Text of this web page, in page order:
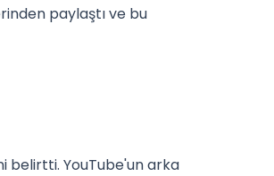
paylaştı ve bu
belirtti. YouTube'un arka